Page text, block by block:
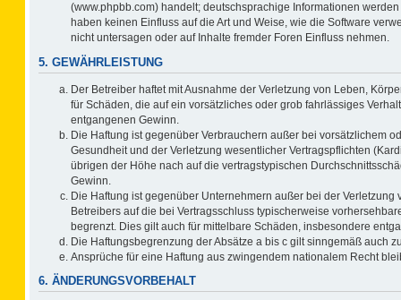
(www.phpbb.com) handelt; deutschsprachige Informationen
haben keinen Einfluss auf die Art und Weise, wie die Software
nicht untersagen oder auf Inhalte fremder Foren Einfluss nehmen.
5. GEWÄHRLEISTUNG
Der Betreiber haftet mit Ausnahme der Verletzung von Leben,
für Schäden, die auf ein vorsätzliches oder grob fahrlässiges
entgangenen Gewinn.
Die Haftung ist gegenüber Verbrauchern außer bei vorsätzlichem
Gesundheit und der Verletzung wesentlicher Vertragspflichten
übrigen der Höhe nach auf die vertragstypischen
Gewinn.
Die Haftung ist gegenüber Unternehmern außer bei der
Betreibers auf die bei Vertragsschluss typischerweise
begrenzt. Dies gilt auch für mittelbare Schäden, insbesondere
Die Haftungsbegrenzung der Absätze a bis c gilt sinngemäß auch
Ansprüche für eine Haftung aus zwingendem nationalem Recht
6. ÄNDERUNGSVORBEHALT